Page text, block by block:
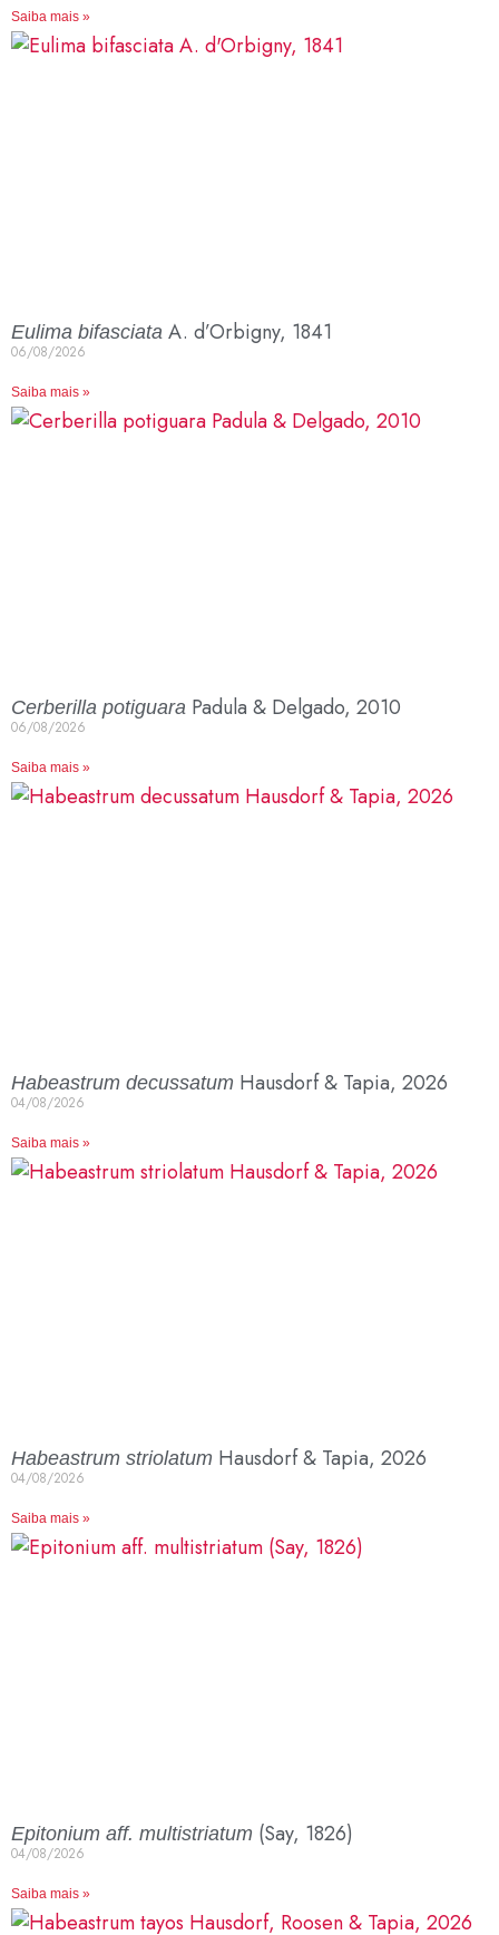
Saiba mais »
Eulima bifasciata A. d’Orbigny, 1841
06/08/2026
Saiba mais »
Cerberilla potiguara Padula & Delgado, 2010
06/08/2026
Saiba mais »
Habeastrum decussatum Hausdorf & Tapia, 2026
04/08/2026
Saiba mais »
Habeastrum striolatum Hausdorf & Tapia, 2026
04/08/2026
Saiba mais »
Epitonium aff. multistriatum (Say, 1826)
04/08/2026
Saiba mais »